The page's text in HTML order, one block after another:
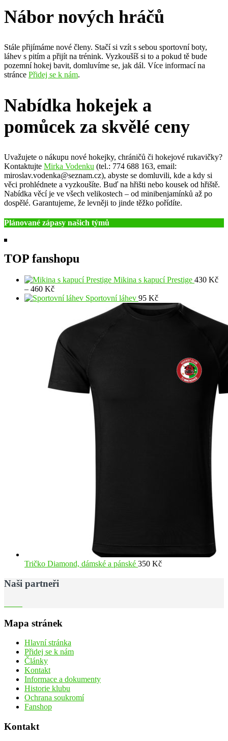
Nábor nových hráčů
Stále přijímáme nové členy. Stačí si vzít s sebou sportovní boty,
láhev s pitím a přijít na trénink. Vyzkoušíš si to a pokud tě bude
pozemní hokej bavit, domluvíme se, jak dál. Více informací na
stránce Přidej se k nám.
Nabídka hokejek a
pomůcek za skvělé ceny
Uvažujete o nákupu nové hokejky, chráničů či hokejové rukavičky?
Kontaktujte Mirka Vodenku (tel.: 774 688 163, email:
miroslav.vodenka@seznam.cz), abyste se domluvili, kde a kdy si
věci prohlédnete a vyzkoušíte. Buď na hřišti nebo kousek od hřiště.
Nabídka věcí je ve všech velikostech – od minibenjamínků až po
dospělé. Garantujeme, že levněji to jinde těžko pořídíte.
Plánované zápasy našich týmů
TOP fanshopu
Mikina s kapucí Prestige 430 Kč
– 460 KčRozpětí
cen:
460 Kč
Sportovní láhev 95 Kč
Tričko Diamond, dámské a pánské 350 Kč
Naši partneři
Mapa stránek
Hlavní stránka
Přidej se k nám
Články
Kontakt
Informace a dokumenty
Historie klubu
Ochrana soukromí
Fanshop
Kontakt